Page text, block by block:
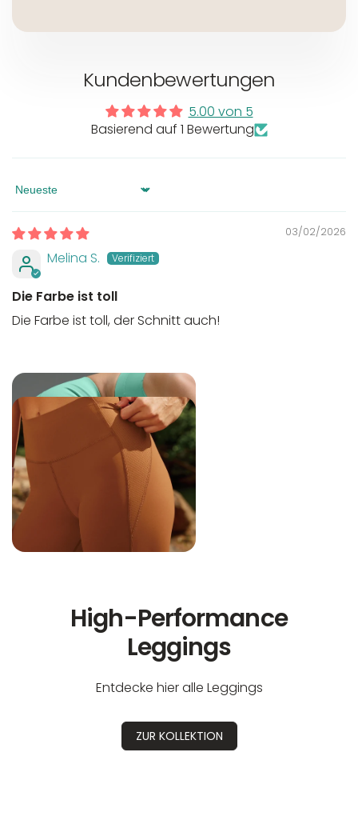
Kundenbewertungen
5.00 von 5
Basierend auf 1 Bewertung
Sort by
03/02/2026
Melina S.
Die Farbe ist toll
Die Farbe ist toll, der Schnitt auch!
High-Performance
Leggings
Entdecke hier alle Leggings
ZUR KOLLEKTION